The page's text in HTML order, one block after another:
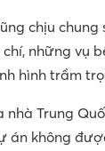
chịu
những vụ
hình trầm
Trung
án không